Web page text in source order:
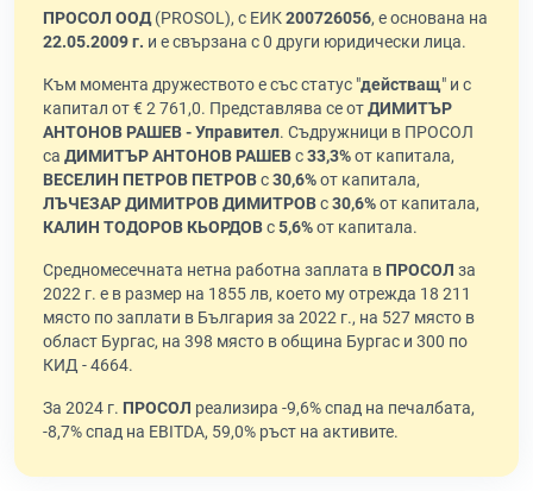
ПРОСОЛ ООД(PROSOL), с ЕИК200726056, е основана на
22.05.2009 г. и е свързана с 0 други юридически лица.
Към момента дружеството е със статус "действащ" и с
капитал от € 2 761,0. Представлява се отДИМИТЪР
АНТОНОВ РАШЕВ - Управител. Съдружници в ПРОСОЛ
са ДИМИТЪР АНТОНОВ РАШЕВс33,3%от капитала,
ВЕСЕЛИН ПЕТРОВ ПЕТРОВс30,6%от капитала,
ЛЪЧЕЗАР ДИМИТРОВ ДИМИТРОВс30,6%от капитала,
КАЛИН ТОДОРОВ КЬОРДОВс5,6%от капитала.
Средномесечната нетна работна заплата в ПРОСОЛ за
2022 г. е в размер на 1855 лв, което му отрежда 18 211
място по заплати в България за 2022 г., на 527 място в
област Бургас, на 398 място в община Бургас и 300 по
КИД - 4664.
За 2024 г. ПРОСОЛ реализира -9,6% спад на печалбата,
-8,7% спад на EBITDA, 59,0% ръст на активите.